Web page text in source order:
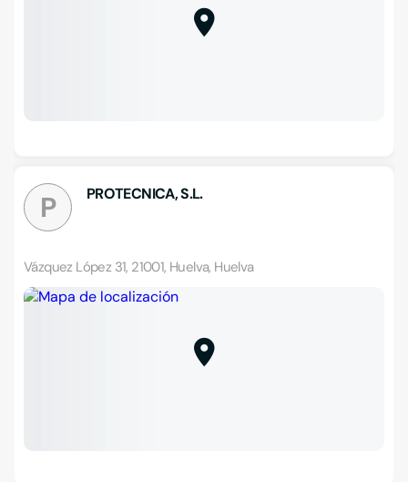
P PROTECNICA, S.L.
Vázquez López 31, 21001, Huelva, Huelva